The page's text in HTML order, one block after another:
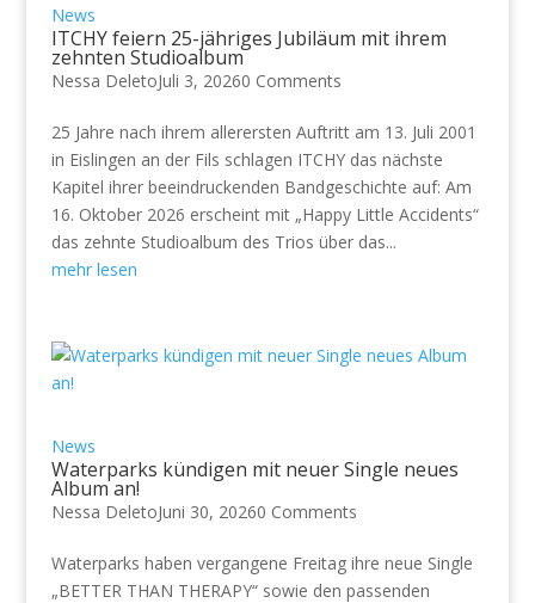
News
ITCHY feiern 25-jähriges Jubiläum mit ihrem
zehnten Studioalbum
Nessa DeletoJuli 3, 20260 Comments
25 Jahre nach ihrem allerersten Auftritt am 13. Juli 2001
in Eislingen an der Fils schlagen ITCHY das nächste
Kapitel ihrer beeindruckenden Bandgeschichte auf: Am
16. Oktober 2026 erscheint mit „Happy Little Accidents“
das zehnte Studioalbum des Trios über das...
mehr lesen
News
Waterparks kündigen mit neuer Single neues
Album an!
Nessa DeletoJuni 30, 20260 Comments
Waterparks haben vergangene Freitag ihre neue Single
„BETTER THAN THERAPY“ sowie den passenden